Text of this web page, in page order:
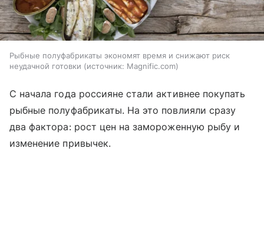
Рыбные полуфабрикаты экономят время и снижают риск
неудачной готовки
источник: Magnific.com
С начала года россияне стали активнее покупать
рыбные полуфабрикаты. На это повлияли сразу
два фактора: рост цен на замороженную рыбу и
изменение привычек.